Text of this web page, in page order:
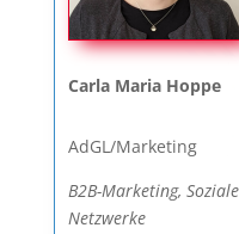
Carla Maria Hoppe
AdGL/Marketing
B2B-Marketing,
Netzwerke